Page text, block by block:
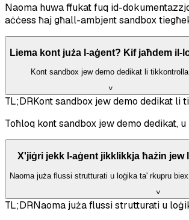
Naoma huwa ffukat fuq id-
aċċess ħaj għall-ambjent sandbox
Liema kont juża l-aġent? Kif jaħdem il-
Kont sandbox jew demo dedikat li
˅
TL;DRKont sandbox jew demo dedikat li
Toħloq kont sandbox jew demo
X'jiġri jekk l-aġent jikklikkja ħażin jew
Naoma juża flussi strutturati u loġika ta' rkupru
˅
TL;DRNaoma juża flussi strutturati u